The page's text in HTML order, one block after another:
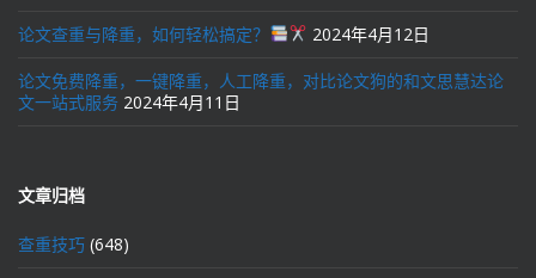
论文查重与降重，如何轻松搞定？ 2024年4月12日
论文免费降重，一键降重，人工降重，对比论文狗的和文思慧达论
文一站式服务 2024年4月11日
文章归档
查重技巧 (648)